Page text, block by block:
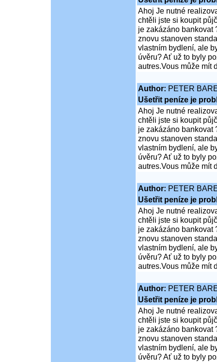
Ahoj Je nutné
chtěli jste si koupit
je zakázáno bankovat
znovu stanoven
vlastním bydlení, ale
úvěru? Ať už to byly
autres.Vous může mít
Author: PETER
Ušetřit peníze je
Ahoj Je nutné
chtěli jste si koupit
je zakázáno bankovat
znovu stanoven
vlastním bydlení, ale
úvěru? Ať už to byly
autres.Vous může mít
Author: PETER
Ušetřit peníze je
Ahoj Je nutné
chtěli jste si koupit
je zakázáno bankovat
znovu stanoven
vlastním bydlení, ale
úvěru? Ať už to byly
autres.Vous může mít
Author: PETER
Ušetřit peníze je
Ahoj Je nutné
chtěli jste si koupit
je zakázáno bankovat
znovu stanoven
vlastním bydlení, ale
úvěru? Ať už to byly